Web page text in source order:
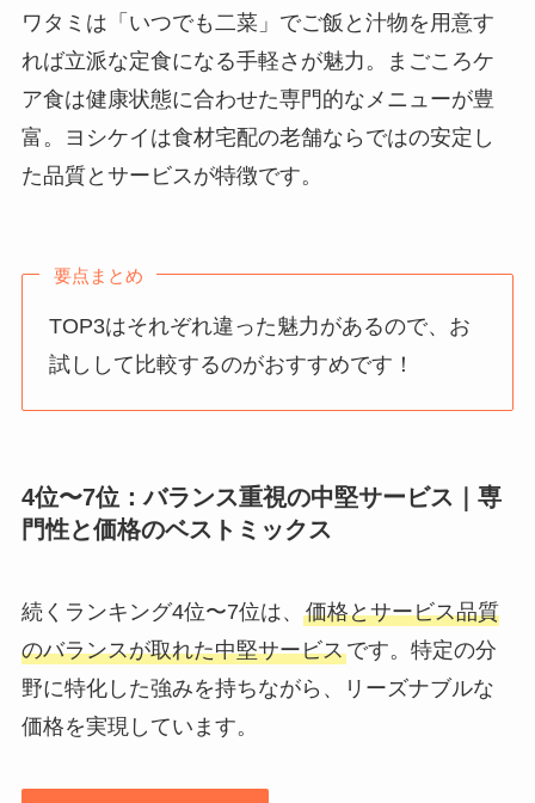
ワタミは「いつでも二菜」でご飯と汁物を用意す
れば立派な定食になる手軽さが魅力。まごころケ
ア食は健康状態に合わせた専門的なメニューが豊
富。ヨシケイは食材宅配の老舗ならではの安定し
た品質とサービスが特徴です。
要点まとめ
TOP3はそれぞれ違った魅力があるので、お
試しして比較するのがおすすめです！
4位〜7位：バランス重視の中堅サービス｜専
門性と価格のベストミックス
続くランキング4位〜7位は、 価格とサービス品質
のバランスが取れた中堅サービスです。特定の分
野に特化した強みを持ちながら、リーズナブルな
価格を実現しています。